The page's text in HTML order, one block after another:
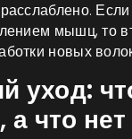
мышц, то
новых
уход:
а что нет